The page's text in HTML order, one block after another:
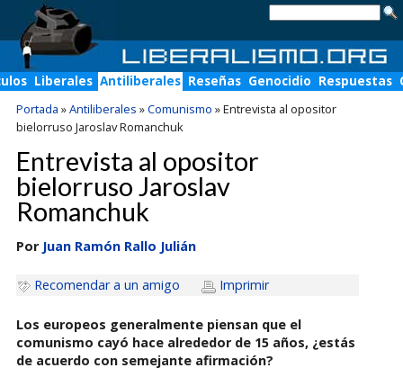
Liberales Antiliberales Reseñas Genocidio Respuestas
Portada »Antiliberales »Comunismo »Entrevista al opositor
bielorruso Jaroslav Romanchuk
Entrevista al opositor
bielorruso Jaroslav
Romanchuk
Por Juan Ramón Rallo Julián
Recomendar a un amigo Imprimir
Los europeos generalmente piensan que el
comunismo cayó hace alrededor de 15 años, ¿estás
de acuerdo con semejante afirmación?